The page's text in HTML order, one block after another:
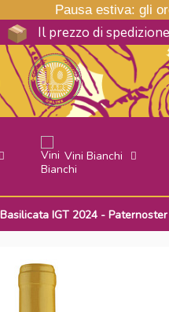
Pausa estiva: gli
Il prezzo di
Vini Bianchi
IGT 2024 -